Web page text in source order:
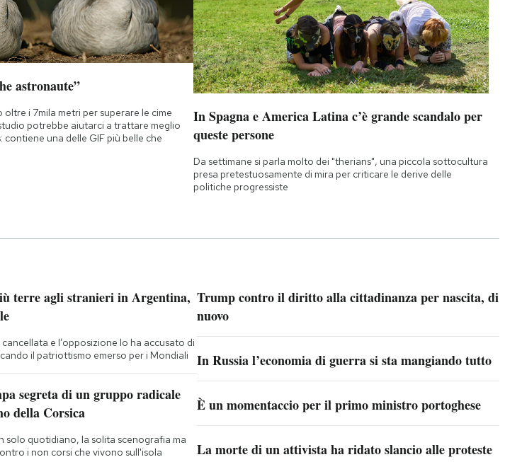
astronaute”
i 7mila metri per superare le cime
potrebbe aiutarci a trattare meglio
una delle GIF più belle che
In Spagna e America Latina c’è grande scandalo per
queste persone
Da settimane si parla molto dei "therians", una piccola sottocultura
presa pretestuosamente di mira per criticare le derive delle
politiche progressiste
terre agli stranieri in Argentina,
e l’opposizione lo ha accusato di
il patriottismo emerso per i Mondiali
segreta di un gruppo radicale
della Corsica
solo quotidiano, la solita scenografia ma
i non corsi che vivono sull'isola
Trump contro il diritto alla cittadinanza per nascita, di
nuovo
In Russia l’economia di guerra si sta mangiando tutto
È un momentaccio per il primo ministro portoghese
La morte di un attivista ha ridato slancio alle proteste